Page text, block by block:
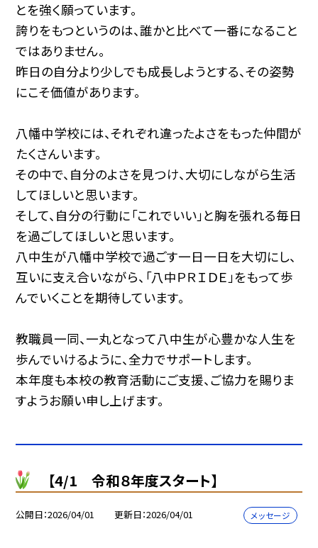
とを強く願っています。
誇りをもつというのは、誰かと比べて一番になること
ではありません。
昨日の自分より少しでも成長しようとする、その姿勢
にこそ価値があります。
八幡中学校には、それぞれ違ったよさをもった仲間が
たくさんいます。
その中で、自分のよさを見つけ、大切にしながら生活
してほしいと思います。
そして、自分の行動に「これでいい」と胸を張れる毎日
を過ごしてほしいと思います。
八中生が八幡中学校で過ごす一日一日を大切にし、
互いに支え合いながら、「八中ＰＲＩＤＥ」をもって歩
んでいくことを期待しています。
教職員一同、一丸となって八中生が心豊かな人生を
歩んでいけるように、全力でサポートします。
本年度も本校の教育活動にご支援、ご協力を賜りま
すようお願い申し上げます。
【4/1 令和８年度スタート】
公開日 2026/04/01 更新日 2026/04/01 メッセージ